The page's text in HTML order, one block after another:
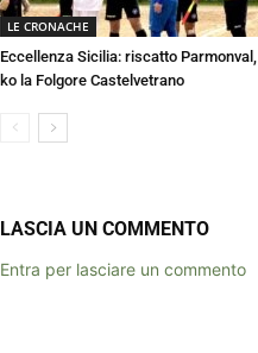
LE CRONACHE
Eccellenza Sicilia: riscatto Parmonval,
ko la Folgore Castelvetrano
LASCIA UN COMMENTO
Entra per lasciare un commento